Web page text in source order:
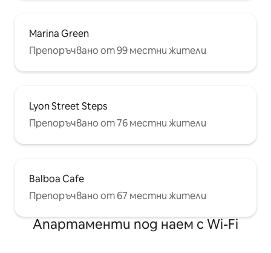
Marina Green
Препоръчвано от 99 местни жители
Lyon Street Steps
Препоръчвано от 76 местни жители
Balboa Cafe
Препоръчвано от 67 местни жители
Апартаменти под наем с Wi-Fi